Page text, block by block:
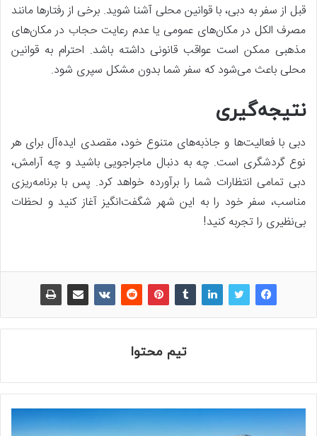
قبل از سفر به دبی، با قوانین محلی آشنا شوید. برخی از رفتارها مانند
مصرف الکل در مکان‌های عمومی یا عدم رعایت حجاب در مکان‌های
مذهبی ممکن است عواقب قانونی داشته باشد. احترام به قوانین
محلی باعث می‌شود که سفر شما بدون مشکل سپری شود.
نتیجه‌گیری
دبی با فعالیت‌ها و جاذبه‌های متنوع خود، مقصدی ایده‌آل برای هر
نوع گردشگری است. چه به دنبال ماجراجویی باشید و چه آرامش،
دبی تمامی انتظارات شما را برآورده خواهد کرد. پس با برنامه‌ریزی
مناسب، سفر خود را به این شهر شگفت‌انگیز آغاز کنید و لحظات
بی‌نظیری را تجربه کنید!
تیم محتوا